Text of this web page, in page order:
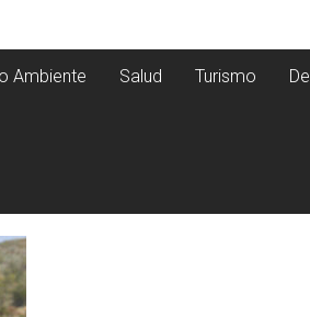
Ambiente Salud Turismo